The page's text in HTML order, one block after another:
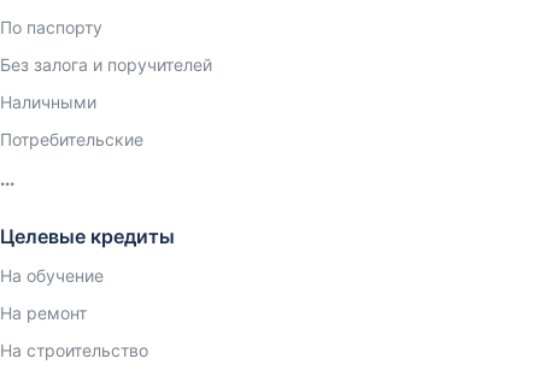
По паспорту
Без залога и поручителей
Наличными
Потребительские
Целевые кредиты
На обучение
На ремонт
На строительство